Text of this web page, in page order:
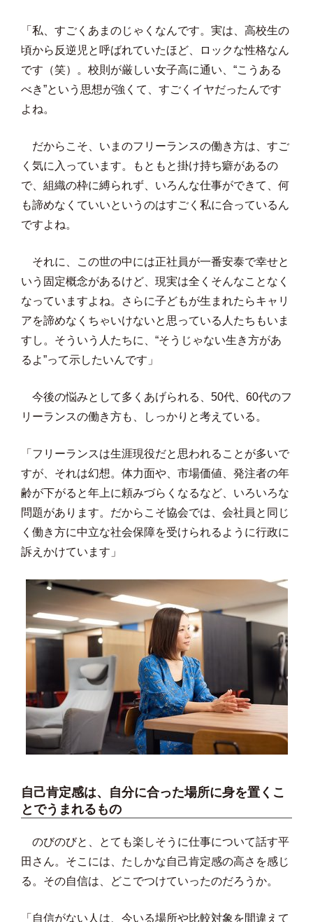
「私、すごくあまのじゃくなんです。実は、高校生の
頃から反逆児と呼ばれていたほど、ロックな性格なん
です（笑）。校則が厳しい女子高に通い、“こうある
べき”という思想が強くて、すごくイヤだったんです
よね。
だからこそ、いまのフリーランスの働き方は、すご
く気に入っています。もともと掛け持ち癖があるの
で、組織の枠に縛られず、いろんな仕事ができて、何
も諦めなくていいというのはすごく私に合っているん
ですよね。
それに、この世の中には正社員が一番安泰で幸せと
いう固定概念があるけど、現実は全くそんなことなく
なっていますよね。さらに子どもが生まれたらキャリ
アを諦めなくちゃいけないと思っている人たちもいま
すし。そういう人たちに、“そうじゃない生き方があ
るよ”って示したいんです」
今後の悩みとして多くあげられる、50代、60代のフ
リーランスの働き方も、しっかりと考えている。
「フリーランスは生涯現役だと思われることが多いで
すが、それは幻想。体力面や、市場価値、発注者の年
齢が下がると年上に頼みづらくなるなど、いろいろな
問題があります。だからこそ協会では、会社員と同じ
く働き方に中立な社会保障を受けられるように行政に
訴えかけています」
自己肯定感は、自分に合った場所に身を置くこ
とでうまれるもの
のびのびと、とても楽しそうに仕事について話す平
田さん。そこには、たしかな自己肯定感の高さを感じ
る。その自信は、どこでつけていったのだろうか。
「自信がない人は、今いる場所や比較対象を間違えて